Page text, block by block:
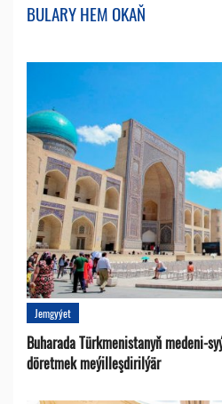
BULARY HEM OKAŇ
Jemgyýet
Buharada Türkmenistanyň medeni-
döretmek meýilleşdirilýär